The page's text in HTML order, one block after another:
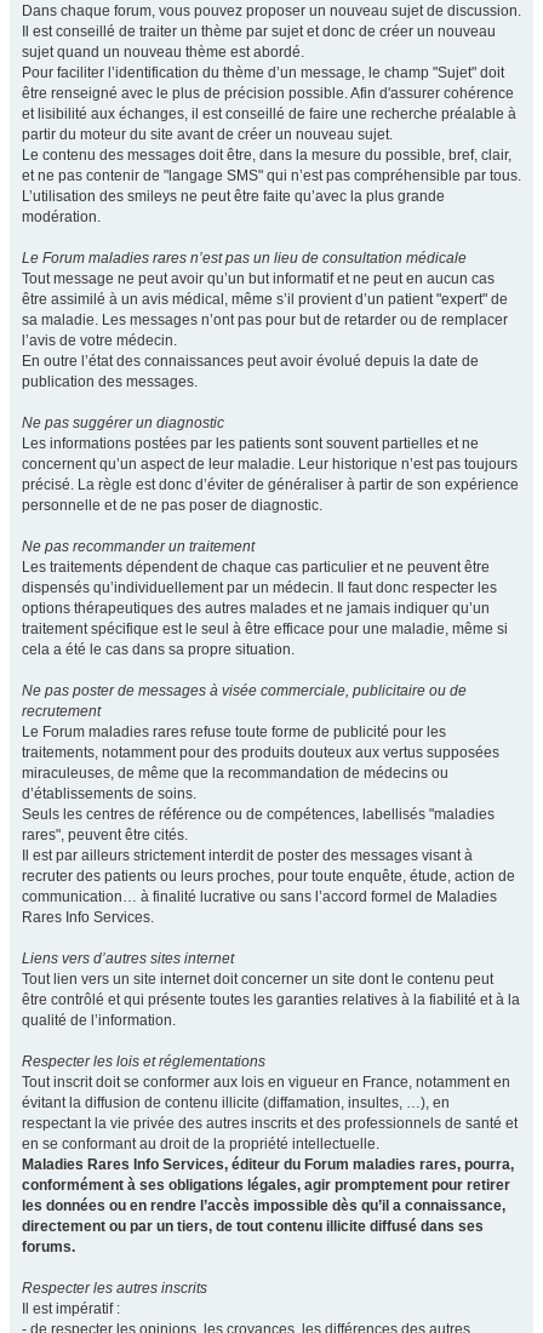
Dans chaque forum, vous pouvez proposer un nouveau sujet de discussion.
Il est conseillé de traiter un thème par sujet et donc de créer un nouveau
sujet quand un nouveau thème est abordé.
Pour faciliter l’identification du thème d’un message, le champ "Sujet" doit
être renseigné avec le plus de précision possible. Afin d'assurer cohérence
et lisibilité aux échanges, il est conseillé de faire une recherche préalable à
partir du moteur du site avant de créer un nouveau sujet.
Le contenu des messages doit être, dans la mesure du possible, bref, clair,
et ne pas contenir de "langage SMS" qui n’est pas compréhensible par tous.
L’utilisation des smileys ne peut être faite qu’avec la plus grande
modération.
Le Forum maladies rares n’est pas un lieu de consultation médicale
Tout message ne peut avoir qu’un but informatif et ne peut en aucun cas
être assimilé à un avis médical, même s’il provient d’un patient "expert" de
sa maladie. Les messages n’ont pas pour but de retarder ou de remplacer
l’avis de votre médecin.
En outre l’état des connaissances peut avoir évolué depuis la date de
publication des messages.
Ne pas suggérer un diagnostic
Les informations postées par les patients sont souvent partielles et ne
concernent qu’un aspect de leur maladie. Leur historique n’est pas toujours
précisé. La règle est donc d’éviter de généraliser à partir de son expérience
personnelle et de ne pas poser de diagnostic.
Ne pas recommander un traitement
Les traitements dépendent de chaque cas particulier et ne peuvent être
dispensés qu’individuellement par un médecin. Il faut donc respecter les
options thérapeutiques des autres malades et ne jamais indiquer qu’un
traitement spécifique est le seul à être efficace pour une maladie, même si
cela a été le cas dans sa propre situation.
Ne pas poster de messages à visée commerciale, publicitaire ou de
recrutement
Le Forum maladies rares refuse toute forme de publicité pour les
traitements, notamment pour des produits douteux aux vertus supposées
miraculeuses, de même que la recommandation de médecins ou
d’établissements de soins.
Seuls les centres de référence ou de compétences, labellisés "maladies
rares", peuvent être cités.
Il est par ailleurs strictement interdit de poster des messages visant à
recruter des patients ou leurs proches, pour toute enquête, étude, action de
communication… à finalité lucrative ou sans l’accord formel de Maladies
Rares Info Services.
Liens vers d’autres sites internet
Tout lien vers un site internet doit concerner un site dont le contenu peut
être contrôlé et qui présente toutes les garanties relatives à la fiabilité et à la
qualité de l’information.
Respecter les lois et réglementations
Tout inscrit doit se conformer aux lois en vigueur en France, notamment en
évitant la diffusion de contenu illicite (diffamation, insultes, …), en
respectant la vie privée des autres inscrits et des professionnels de santé et
en se conformant au droit de la propriété intellectuelle.
Maladies Rares Info Services, éditeur du Forum maladies rares, pourra,
conformément à ses obligations légales, agir promptement pour retirer
les données ou en rendre l’accès impossible dès qu’il a connaissance,
directement ou par un tiers, de tout contenu illicite diffusé dans ses
forums.
Respecter les autres inscrits
Il est impératif :
- de respecter les opinions, les croyances, les différences des autres